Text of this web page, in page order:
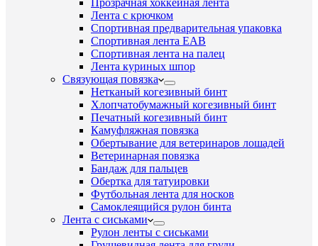
Прозрачная хоккейная лента
Лента с крючком
Спортивная предварительная упаковка
Спортивная лента EAB
Спортивная лента на палец
Лента куриных шпор
Связующая повязка
Нетканый когезивный бинт
Хлопчатобумажный когезивный бинт
Печатный когезивный бинт
Камуфляжная повязка
Обертывание для ветеринаров лошадей
Ветеринарная повязка
Бандаж для пальцев
Обертка для татуировки
Футбольная лента для носков
Самоклеящийся рулон бинта
Лента с сиськами
Рулон ленты с сиськами